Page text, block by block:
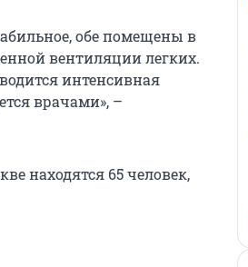
обе помещены в
вентиляции легких.
интенсивная
врачами», –
находятся 65 человек,